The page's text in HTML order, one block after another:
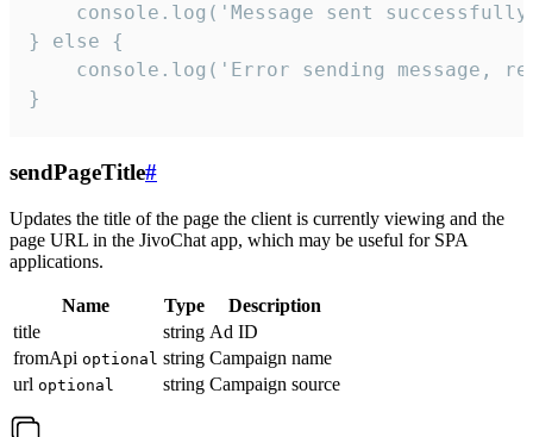
console.log('Message sent
} else {
console.log('Error sending message,
}
sendPageTitle#
Updates the title of the page the client is currently viewing and the
page URL in the JivoChat app, which may be useful for SPA
applications.
Name Type
Description
title
string Ad ID
fromApi optional string Campaign name
url optional string Campaign source